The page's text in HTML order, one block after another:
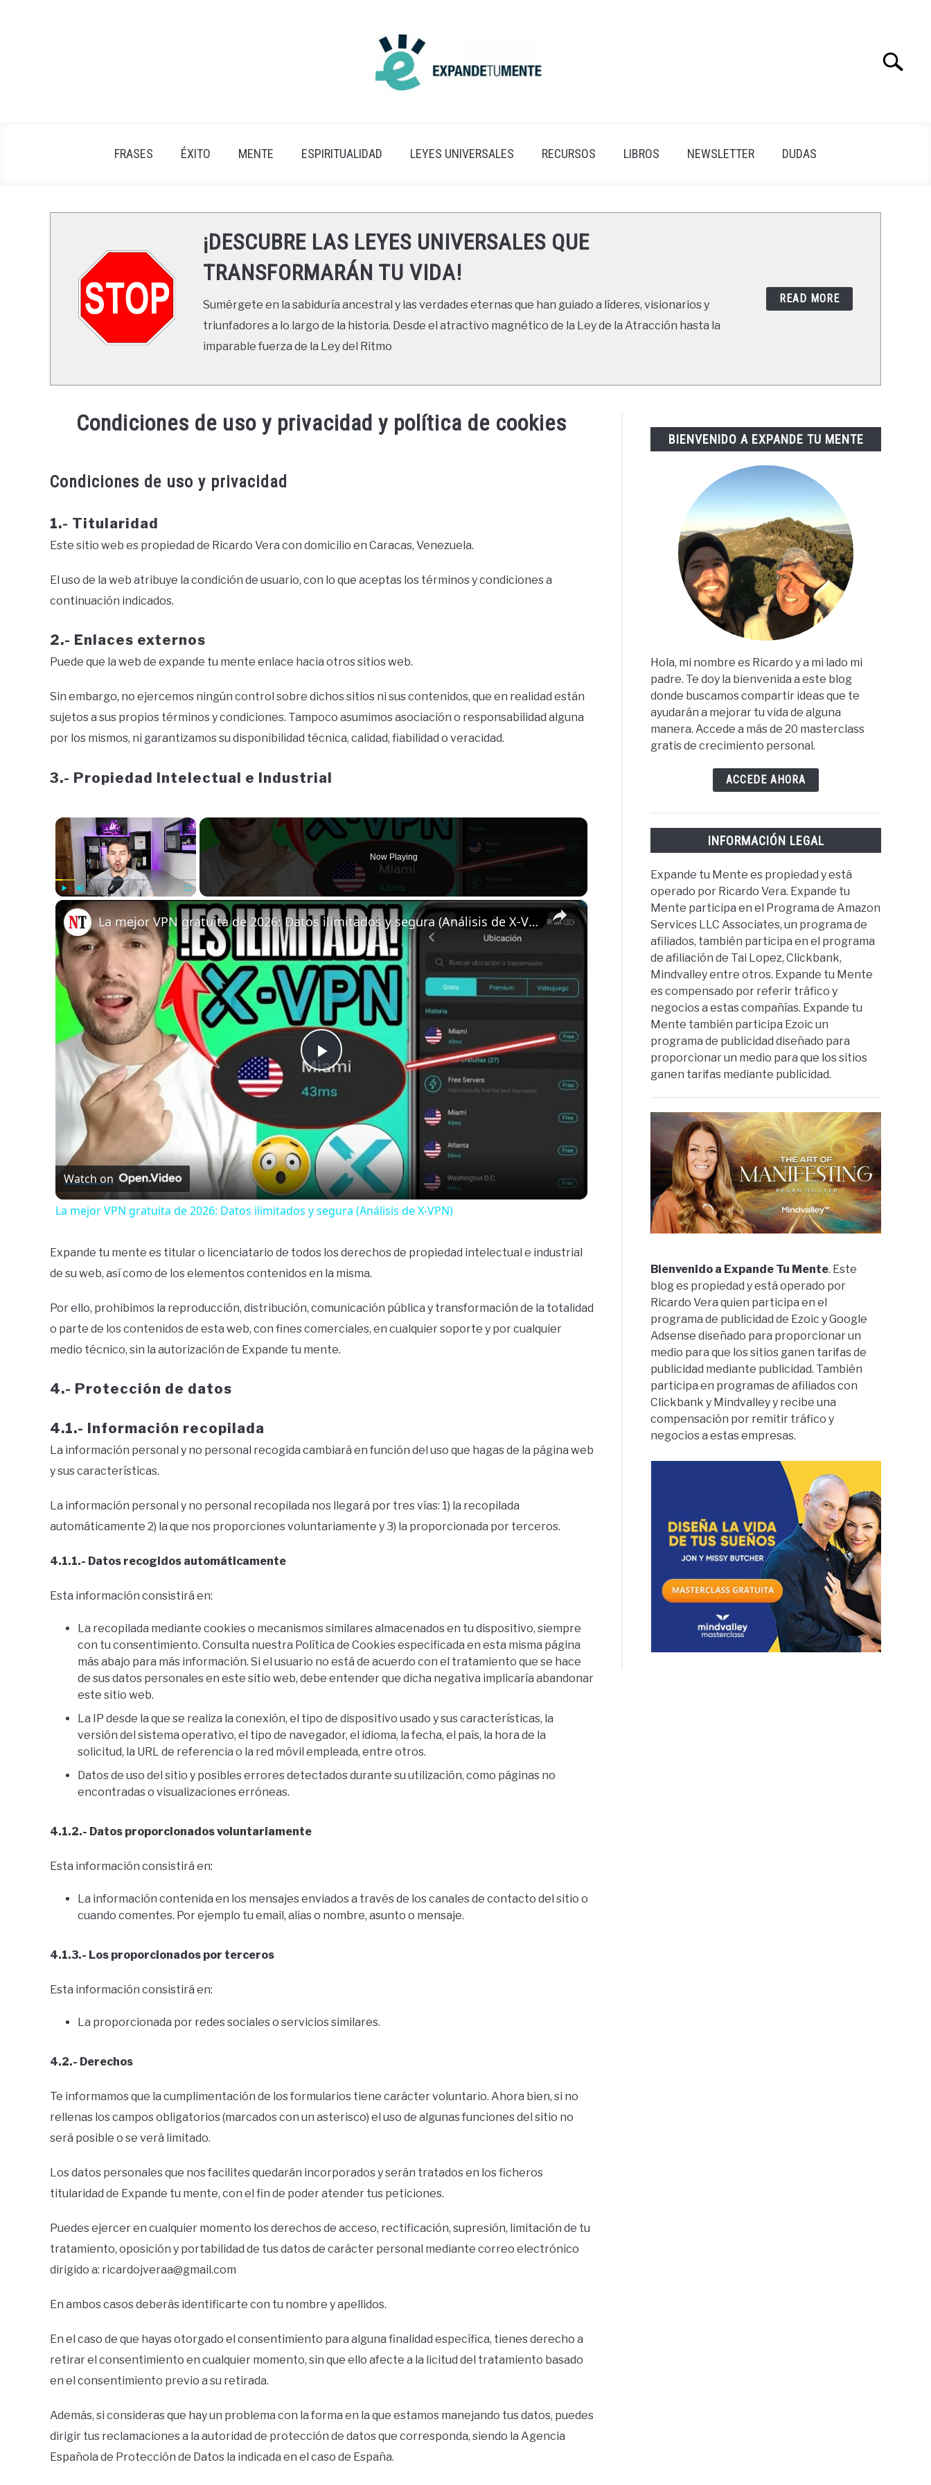
Search
FRASES ÉXITO MENTE ESPIRITUALIDAD LEYES UNIVERSALES RECURSOS LIBROS NEWSLETTER DUDAS
¡DESCUBRE LAS LEYES UNIVERSALES QUE
TRANSFORMARÁN TU VIDA!
Sumérgete en la sabiduría ancestral y las verdades eternas que han guiado a líderes, visionarios y
triunfadores a lo largo de la historia. Desde el atractivo magnético de la Ley de la Atracción hasta la
imparable fuerza de la Ley del Ritmo
READ MORE
Condiciones de uso y privacidad y política de cookies
Condiciones de uso y privacidad
1.- Titularidad
Este sitio web es propiedad de Ricardo Vera con domicilio en Caracas, Venezuela.
El uso de la web atribuye la condición de usuario, con lo que aceptas los términos y condiciones a
continuación indicados.
2.- Enlaces externos
Puede que la web de expande tu mente enlace hacia otros sitios web.
Sin embargo, no ejercemos ningún control sobre dichos sitios ni sus contenidos, que en realidad están
sujetos a sus propios términos y condiciones. Tampoco asumimos asociación o responsabilidad alguna
por los mismos, ni garantizamos su disponibilidad técnica, calidad, fiabilidad o veracidad.
3.- Propiedad Intelectual e Industrial
×
Unmute Fullscreen
Now Playing
×
Play
Video
La mejor VPN gratuita de 2026: Datos ilimitados y segura (Análisis de X-VPN)
Watch on
La mejor VPN gratuita de 2026: Datos ilimitados y segura (Análisis de X-VPN)
Expande tu mente es titular o licenciatario de todos los derechos de propiedad intelectual e industrial
de su web, así como de los elementos contenidos en la misma.
Por ello, prohibimos la reproducción, distribución, comunicación pública y transformación de la totalidad
o parte de los contenidos de esta web, con fines comerciales, en cualquier soporte y por cualquier
medio técnico, sin la autorización de Expande tu mente.
4.- Protección de datos
4.1.- Información recopilada
La información personal y no personal recogida cambiará en función del uso que hagas de la página web
y sus características.
La información personal y no personal recopilada nos llegará por tres vías: 1) la recopilada
automáticamente 2) la que nos proporciones voluntariamente y 3) la proporcionada por terceros.
4.1.1.- Datos recogidos automáticamente
Esta información consistirá en:
La recopilada mediante cookies o mecanismos similares almacenados en tu dispositivo, siempre
con tu consentimiento. Consulta nuestra Política de Cookies especificada en esta misma página
más abajo para más información. Si el usuario no está de acuerdo con el tratamiento que se hace
de sus datos personales en este sitio web, debe entender que dicha negativa implicaría abandonar
este sitio web.
La IP desde la que se realiza la conexión, el tipo de dispositivo usado y sus características, la
versión del sistema operativo, el tipo de navegador, el idioma, la fecha, el país, la hora de la
solicitud, la URL de referencia o la red móvil empleada, entre otros.
Datos de uso del sitio y posibles errores detectados durante su utilización, como páginas no
encontradas o visualizaciones erróneas.
4.1.2.- Datos proporcionados voluntariamente
Esta información consistirá en:
La información contenida en los mensajes enviados a través de los canales de contacto del sitio o
cuando comentes. Por ejemplo tu email, alias o nombre, asunto o mensaje.
4.1.3.- Los proporcionados por terceros
Esta información consistirá en:
La proporcionada por redes sociales o servicios similares.
4.2.- Derechos
Te informamos que la cumplimentación de los formularios tiene carácter voluntario. Ahora bien, si no
rellenas los campos obligatorios (marcados con un asterisco) el uso de algunas funciones del sitio no
será posible o se verá limitado.
Los datos personales que nos facilites quedarán incorporados y serán tratados en los ficheros
titularidad de Expande tu mente, con el fin de poder atender tus peticiones.
Puedes ejercer en cualquier momento los derechos de acceso, rectificación, supresión, limitación de tu
tratamiento, oposición y portabilidad de tus datos de carácter personal mediante correo electrónico
dirigido a: ricardojveraa@gmail.com
En ambos casos deberás identificarte con tu nombre y apellidos.
En el caso de que hayas otorgado el consentimiento para alguna finalidad específica, tienes derecho a
retirar el consentimiento en cualquier momento, sin que ello afecte a la licitud del tratamiento basado
en el consentimiento previo a su retirada.
Además, si consideras que hay un problema con la forma en la que estamos manejando tus datos, puedes
dirigir tus reclamaciones a la autoridad de protección de datos que corresponda, siendo la Agencia
Española de Protección de Datos la indicada en el caso de España.
BIENVENIDO A EXPANDE TU MENTE
Hola, mi nombre es Ricardo y a mi lado mi
padre. Te doy la bienvenida a este blog
donde buscamos compartir ideas que te
ayudarán a mejorar tu vida de alguna
manera. Accede a más de 20 masterclass
gratis de crecimiento personal.
ACCEDE AHORA
INFORMACIÓN LEGAL
Expande tu Mente es propiedad y está
operado por Ricardo Vera. Expande tu
Mente participa en el Programa de Amazon
Services LLC Associates, un programa de
afiliados, también participa en el programa
de afiliación de Tai Lopez, Clickbank,
Mindvalley entre otros. Expande tu Mente
es compensado por referir tráfico y
negocios a estas compañías. Expande tu
Mente también participa Ezoic un
programa de publicidad diseñado para
proporcionar un medio para que los sitios
ganen tarifas mediante publicidad.
Bienvenido a Expande Tu Mente. Este
blog es propiedad y está operado por
Ricardo Vera quien participa en el
programa de publicidad de Ezoic y Google
Adsense diseñado para proporcionar un
medio para que los sitios ganen tarifas de
publicidad mediante publicidad. También
participa en programas de afiliados con
Clickbank y Mindvalley y recibe una
compensación por remitir tráfico y
negocios a estas empresas.